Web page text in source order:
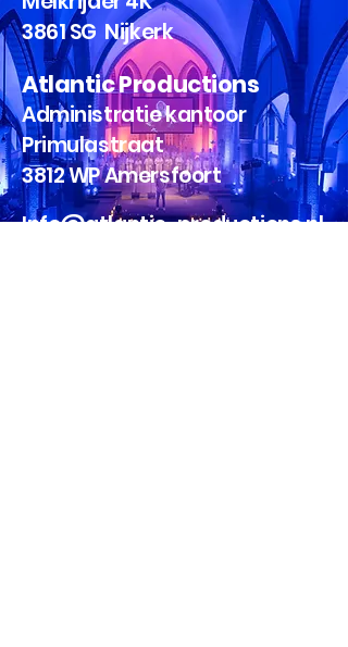
3861 SG Nijkerk
Atlantic Productions
Administratie kantoor
Primulastraat
3812 WP Amersfoort
Info@atlantic-productions.nl